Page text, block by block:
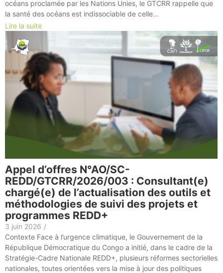
océans proclamée par les Nations Unies, le GTCRR rappelle que
la santé des océans est indissociable de celle...
Lire la suite
Appel d’offres N°AO/SC-
REDD/GTCRR/2026/003 : Consultant(e)
chargé(e) de l’actualisation des outils et
méthodologies de suivi des projets et
programmes REDD+
3 juin 2026 /
Contexte Face à l’urgence climatique, le Gouvernement de la
République Démocratique du Congo a initié, dans le cadre de la
Stratégie-Cadre Nationale REDD+, plusieurs réformes sectorielles
nationales, toutes orientées vers la mise à jour des politiques